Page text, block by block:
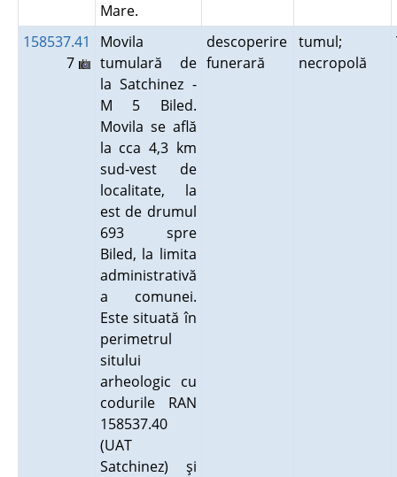
Mare.
158537.41
7
Movila
tumulară de
la Satchinez -
M 5 Biled.
Movila se află
la cca 4,3 km
sud-vest de
localitate, la
est de drumul
693 spre
Biled, la limita
administrativă
a comunei.
Este situată în
perimetrul
sitului
arheologic cu
codurile RAN
158537.40
(UAT
Satchinez) şi
descoperire
funerară
tumul;
necropolă